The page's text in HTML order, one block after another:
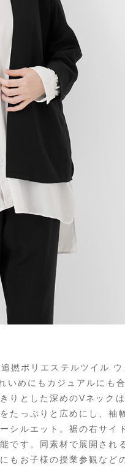
撚ポリエステルツイル ウ
いめにもカジュアルにも
りとした深めのVネック
たっぷりと広めにし、袖
シルエット。裾の右サイ
です。同素材で展開され
もお子様の授業参観など